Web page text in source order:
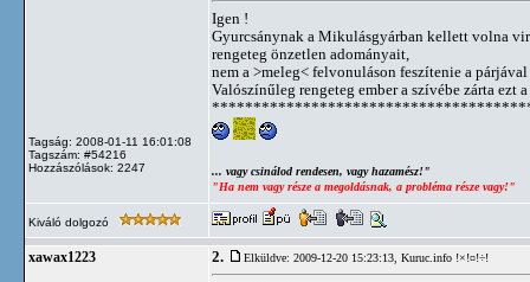
Tagság: 2008-01-11 16:01:08
Tagszám: #54216
Hozzászólások: 2247
Igen !
Gyurcsánynak a Mikulásgyárban kellett volna
rengeteg önzetlen adományait,
nem a >meleg< felvonuláson feszítenie a
Valószínűleg rengeteg ember a szívébe zárta ezt
... vagy csinálod rendesen, vagy hazamész!"
"Ha nem vagy része a megoldásnak, a probléma része vagy!"
Kiváló dolgozó
xawax1223 2. Elküldve: 2009-12-20 15:23:13, Kuruc.info !×!¤!÷!